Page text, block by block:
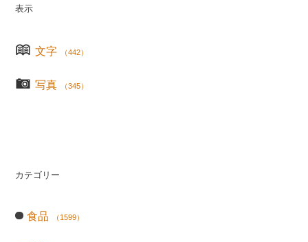
表示
文字 （442）
写真 （345）
カテゴリー
食品 （1599）